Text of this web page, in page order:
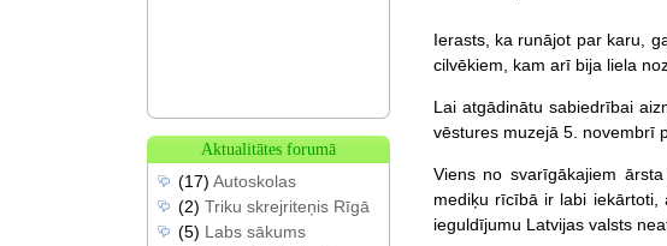
Ierasts, ka runājot par karu,
cilvēkiem, kam arī bija liela
Lai atgādinātu sabiedrībai
vēstures muzejā 5. novembrī
Viens no svarīgākajiem
mediķu rīcībā ir labi iekārtoti,
ieguldījumu Latvijas valsts
Aktualitātes forumā
(17) Autoskolas
(2) Triku skrejriteņis Rīgā
(5) Labs sākums